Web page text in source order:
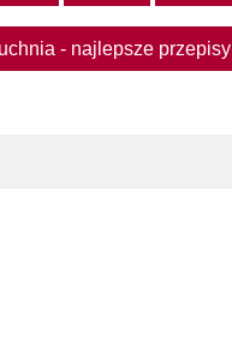
- najlepsze przepisy